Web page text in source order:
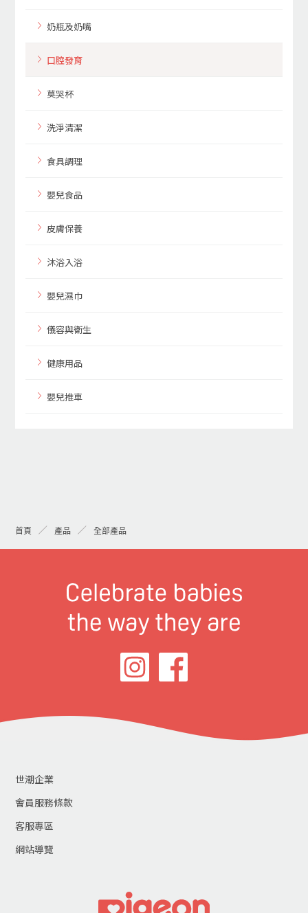
奶瓶及奶嘴
口腔發育
莫哭杯
洗淨清潔
食具調理
嬰兒食品
皮膚保養
沐浴入浴
嬰兒濕巾
儀容與衛生
健康用品
嬰兒推車
首頁 產品 全部產品
世潮企業
會員服務條款
客服專區
網站導覽